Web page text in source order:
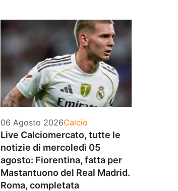
06 Agosto 2026Categorie
Calcio
Live Calciomercato, tutte le
notizie di mercoledì 05
agosto: Fiorentina, fatta per
Mastantuono del Real Madrid.
Roma, completata